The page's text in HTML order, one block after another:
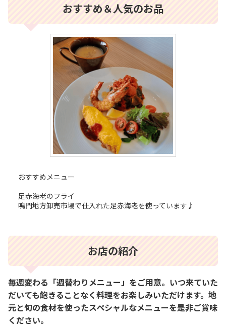
おすすめ＆人気のお品
おすすめメニュー
足赤海老のフライ
鳴門地方卸売市場で仕入れた足赤海老を使っています♪
お店の紹介
毎週変わる「週替わりメニュー」をご用意。いつ来ていた
だいても飽きることなく料理をお楽しみいただけます。地
元と旬の食材を使ったスペシャルなメニューを是非ご賞味
ください。